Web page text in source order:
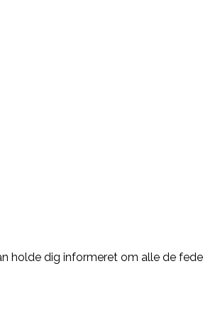
holde dig informeret om alle de